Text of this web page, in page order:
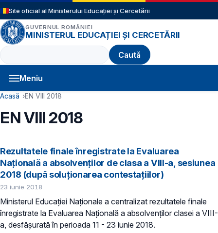
Sari la conținutul principal
Site oficial al Ministerului Educației și Cercetării
GUVERNUL ROMÂNIEI
MINISTERUL EDUCAȚIEI ȘI CERCETĂRII
Caută
Meniu
Navigație principală
Cale de navigare
Acasă EN VIII 2018
EN VIII 2018
Rezultatele finale înregistrate la Evaluarea
Naţională a absolvenţilor de clasa a VIII-a, sesiunea
2018 (după soluţionarea contestaţiilor)
23 iunie 2018
Ministerul Educaţiei Naţionale a centralizat rezultatele finale
înregistrate la Evaluarea Naţională a absolvenţilor clasei a VIII-
a, desfăşurată în perioada 11 - 23 iunie 2018.